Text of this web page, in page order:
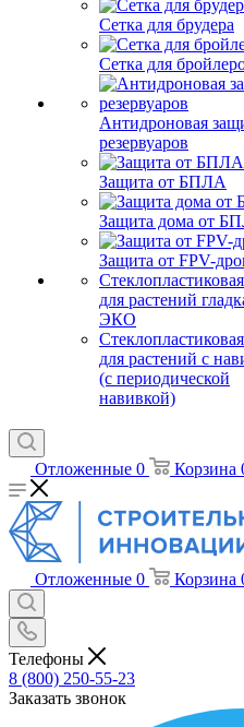
Сетка для брудера
Сетка для
Антидроновая
резервуаров
Защита от БПЛА
Защита дома от
Защита от FPV-
для растений
ЭКО
для растений с
(с периодической
навивкой)
Отложенные 0 Корзина
Отложенные 0 Корзина
Телефоны
8 (800) 250-55-23
Заказать звонок